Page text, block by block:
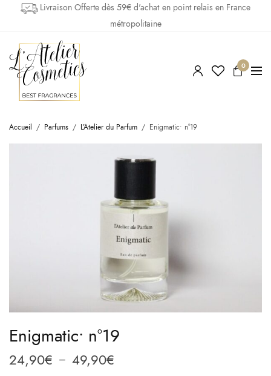
Livraison Offerte dès 59€ d'achat en point relais en France
métropolitaine
0
Accueil / Parfums / L’Atelier du Parfum / Enigmatic• n°19
Enigmatic• n°19
24,90€ – 49,90€